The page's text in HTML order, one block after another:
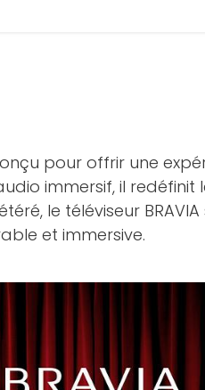
pour offrir une
immersif, il
le téléviseur BRAVIA
et immersive.